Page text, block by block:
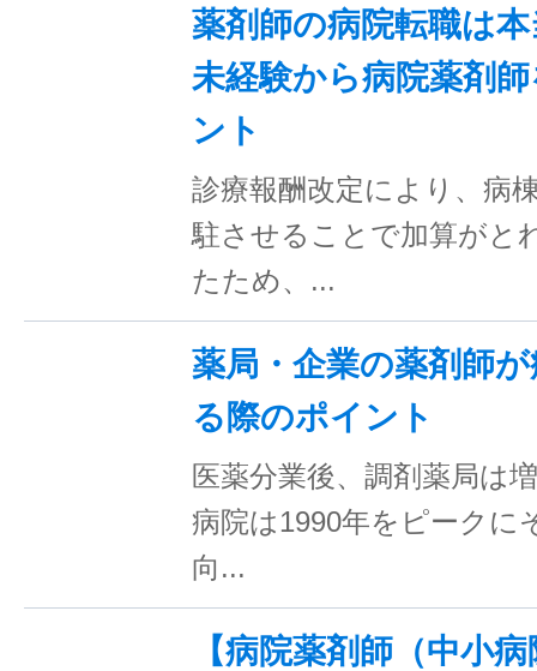
薬剤師の病院転職は
未経験から病院薬剤
ント
診療報酬改定により、病
駐させることで加算がと
たため、...
薬局・企業の薬剤師
る際のポイント
医薬分業後、調剤薬局は
病院は1990年をピークに
向...
【病院薬剤師（中小